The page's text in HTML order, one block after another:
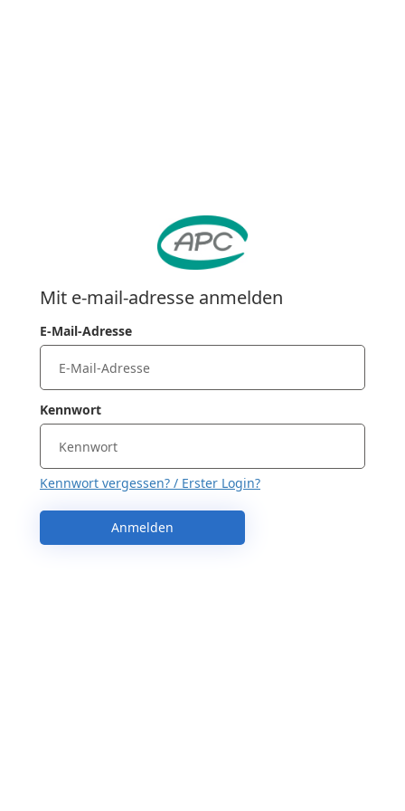
Mit e-mail-adresse anmelden
E-Mail-Adresse
Kennwort
Kennwort vergessen? / Erster Login?
Anmelden